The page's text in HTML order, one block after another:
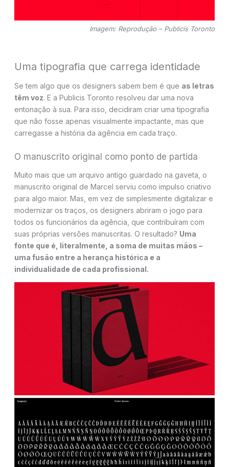
Imagem: Reprodução – Publicis Toronto
Uma tipografia que carrega identidade
Se tem algo que os designers sabem bem é que as letras
têm voz. E a Publicis Toronto resolveu dar uma nova
entonação à sua. Para isso, decidiram criar uma tipografia
que não fosse apenas visualmente impactante, mas que
carregasse a história da agência em cada traço.
O manuscrito original como ponto de partida
Muito mais que um arquivo antigo guardado na gaveta, o
manuscrito original de Marcel serviu como impulso criativo
para algo maior. Mas, em vez de simplesmente digitalizar e
modernizar os traços, os designers abriram o jogo para
todos os funcionários da agência, que contribuíram com
suas próprias versões manuscritas. O resultado? Uma
fonte que é, literalmente, a soma de muitas mãos –
uma fusão entre a herança histórica e a
individualidade de cada profissional.